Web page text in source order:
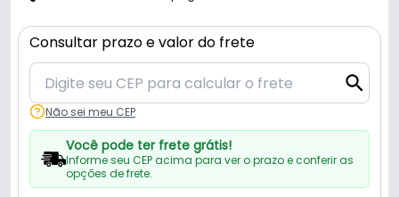
Consultar prazo e valor do frete
Não sei meu CEP
Você pode ter frete grátis!
Informe seu CEP acima para ver o prazo e conferir as
opções de frete.